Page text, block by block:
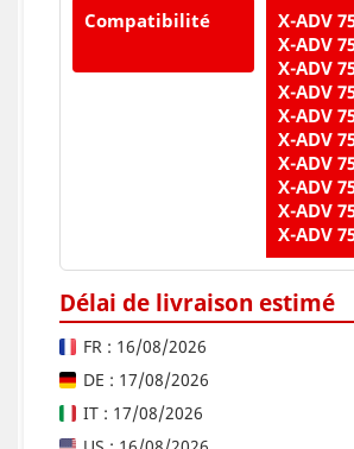
Compatibilité
X-ADV
X-ADV
X-ADV
X-ADV
X-ADV
X-ADV
X-ADV
X-ADV
X-ADV
X-ADV
Délai de livraison estimé
FR : 16/08/2026
DE : 17/08/2026
IT : 17/08/2026